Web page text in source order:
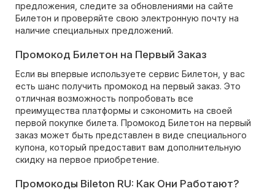
предложения, следите за обновлениями на сайте
Билетон и проверяйте свою электронную почту на
наличие специальных предложений.
Промокод Билетон на Первый Заказ
Если вы впервые используете сервис Билетон, у вас
есть шанс получить промокод на первый заказ. Это
отличная возможность попробовать все
преимущества платформы и сэкономить на своей
первой покупке билета. Промокод Билетон на первый
заказ может быть представлен в виде специального
купона, который предоставит вам дополнительную
скидку на первое приобретение.
Промокоды Bileton RU: Как Они Работают?